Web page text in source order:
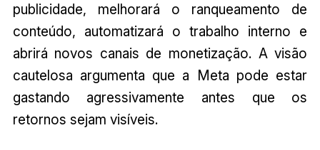
publicidade, melhorará o ranqueamento de
conteúdo, automatizará o trabalho interno e
abrirá novos canais de monetização. A visão
cautelosa argumenta que a Meta pode estar
gastando agressivamente antes que os
retornos sejam visíveis.